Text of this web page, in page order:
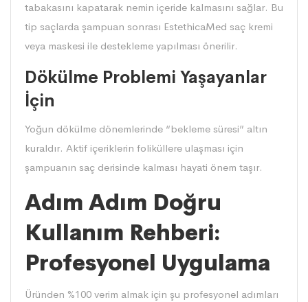
tabakasını kapatarak nemin içeride kalmasını sağlar. Bu
tip saçlarda şampuan sonrası EstethicaMed saç kremi
veya maskesi ile destekleme yapılması önerilir.
Dökülme Problemi Yaşayanlar
İçin
Yoğun dökülme dönemlerinde “bekleme süresi” altın
kuraldır. Aktif içeriklerin foliküllere ulaşması için
şampuanın saç derisinde kalması hayati önem taşır.
Adım Adım Doğru
Kullanım Rehberi:
Profesyonel Uygulama
Üründen %100 verim almak için şu profesyonel adımları